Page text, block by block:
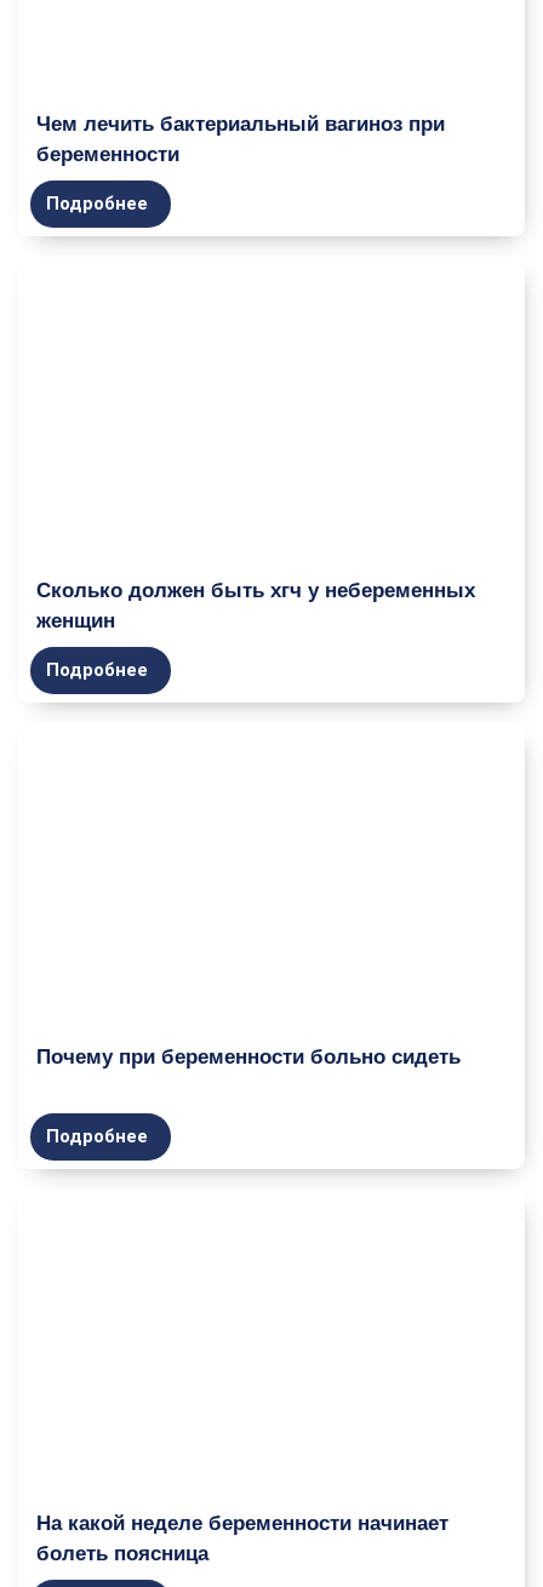
Чем лечить бактериальный вагиноз при
беременности
Подробнее
Сколько должен быть хгч у небеременных
женщин
Подробнее
Почему при беременности больно сидеть
Подробнее
На какой неделе беременности начинает
болеть поясница